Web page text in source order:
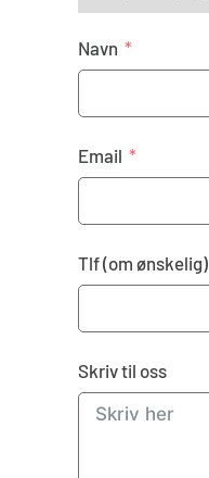
Navn
Email
Tlf (om ønskelig)
Skriv til oss